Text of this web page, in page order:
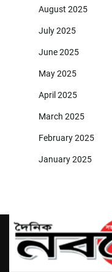
August 2025
July 2025
June 2025
May 2025
April 2025
March 2025
February 2025
January 2025